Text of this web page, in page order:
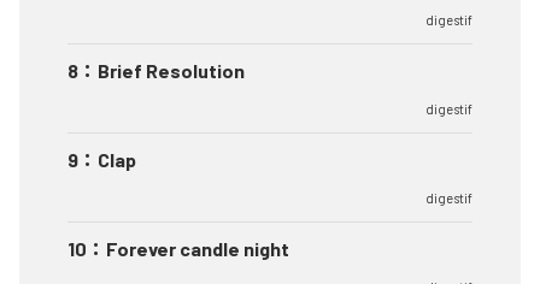
digestif
8 ： Brief Resolution
digestif
9 ： Clap
digestif
10 ： Forever candle night